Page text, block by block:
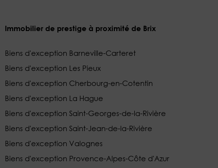
Immobilier de prestige à proximité de Brix
Biens d'exception Barneville-Carteret
Biens d'exception Les Pieux
Biens d'exception Cherbourg-en-Cotentin
Biens d'exception La Hague
Biens d'exception Saint-Georges-de-la-Rivière
Biens d'exception Saint-Jean-de-la-Rivière
Biens d'exception Valognes
Biens d'exception Provence-Alpes-Côte d'Azur